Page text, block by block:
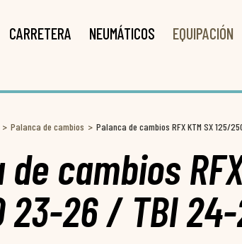
CARRETERA NEUMÁTICOS EQUIPACIÓN
Palanca de cambios Palanca de cambios RFX KTM SX 125/
cambios
23-26 / TBI